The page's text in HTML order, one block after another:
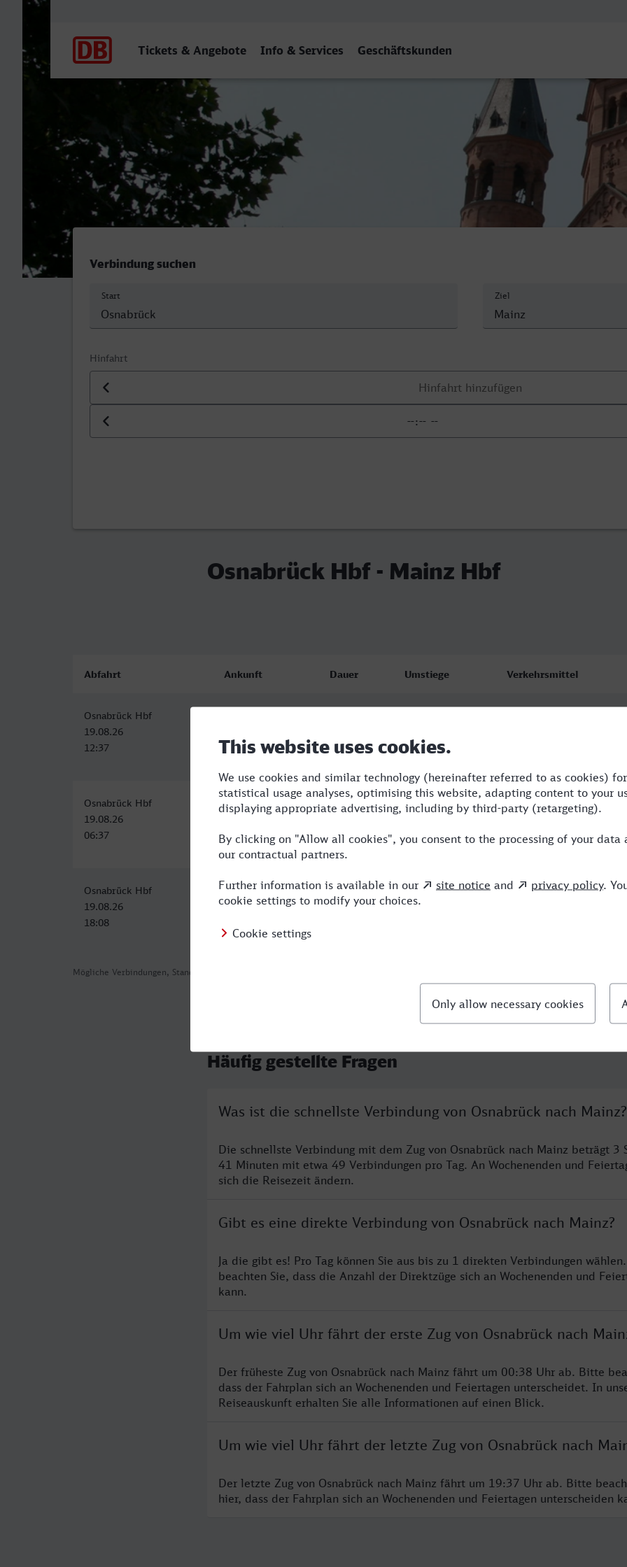
Tickets & Angebote Info & Services Geschäftskunden
Osnabrück Hbf - Mainz Hbf
Verbindung suchen
Start Ziel
Hinfahrt
Datum der Hinfahrt
Uhrzeit der Hinfahrt
Osnabrück Hbf - Mainz Hbf
Mögliche Verbindungen, Stand: 2026-08-05 03:13
Abfahrt Ankunft Dauer Umstiege Verkehrsmittel
Osnabrück Hbf
19.08.26
12:37
16:18
Osnabrück Hbf
19.08.26
06:37
Mainz Hbf
10:49
4:12 1 VLX,ICE
Osnabrück Hbf
19.08.26
18:08
Mainz Hbf
19.08.26
5:51 4 RB,RE,ICE
Häufig gestellte Fragen
Was ist die schnellste Verbindung von Osnabrück nach Mainz?
Die schnellste Verbindung mit dem Zug von Osnabrück nach Mainz beträgt 3
41 Minuten mit etwa 49 Verbindungen pro Tag. An Wochenenden und
sich die Reisezeit ändern.
Gibt es eine direkte Verbindung von Osnabrück nach Mainz?
Ja die gibt es! Pro Tag können Sie aus bis zu 1 direkten Verbindungen
beachten Sie, dass die Anzahl der Direktzüge sich an Wochenenden und
kann.
Um wie viel Uhr fährt der erste Zug von Osnabrück nach
Der früheste Zug von Osnabrück nach Mainz fährt um 00:38 Uhr ab. Bitte
dass der Fahrplan sich an Wochenenden und Feiertagen unterscheidet. In
Reiseauskunft erhalten Sie alle Informationen auf einen Blick.
Um wie viel Uhr fährt der letzte Zug von Osnabrück nach
Der letzte Zug von Osnabrück nach Mainz fährt um 19:37 Uhr ab. Bitte
hier, dass der Fahrplan sich an Wochenenden und Feiertagen unterscheiden